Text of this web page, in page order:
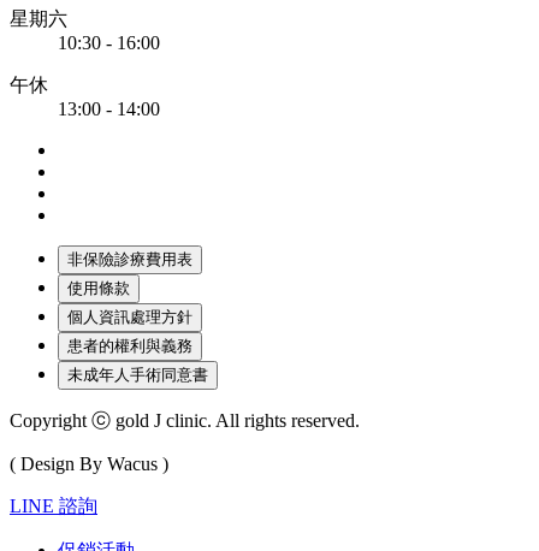
星期六
10:30 - 16:00
午休
13:00 - 14:00
非保險診療費用表
使用條款
個人資訊處理方針
患者的權利與義務
未成年人手術同意書
Copyright ⓒ gold J clinic. All rights reserved.
( Design By Wacus )
LINE 諮詢